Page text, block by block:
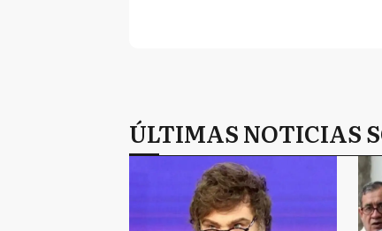
ÚLTIMAS NOTICIAS